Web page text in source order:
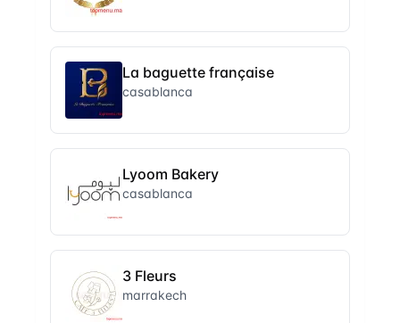
La baguette française
casablanca
Lyoom Bakery
casablanca
3 Fleurs
marrakech